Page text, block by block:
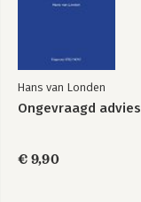
Hans van Londen
Ongevraagd advies
€ 9,90